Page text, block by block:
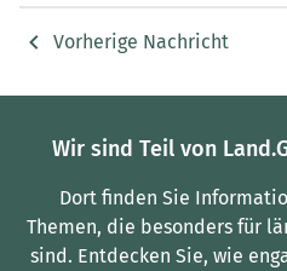
Vorherige Nachricht
Wir sind Teil von
Dort finden Sie
Themen, die besonders für
sind. Entdecken Sie, wie